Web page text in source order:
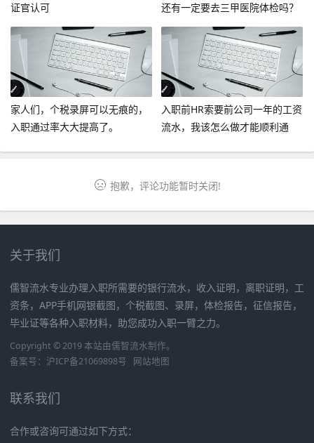
证官认可
还有一定要去三甲医院体检吗？
家人们，个税录屏可以无痕的，
入职通过率大大提高了。
入职前HR索要前公司一年的工资
流水，我该怎么做才能顺利通
抱歉，评论功能暂时关闭!
关于我们
儒智流水专业办理入职所需要的银行流水，收入证明，离职证明，工
资条，APP手机网银截图，个税截图、录屏，体检报告，征信报告，
毕业证等各种入职材料，助您成功入职一臂之力。
Copyright © 2019 本站由儒智流水制作。
备案号： 沪ICP备21069898号 网站地图
联系我们
合作或咨询可通过如下方式：